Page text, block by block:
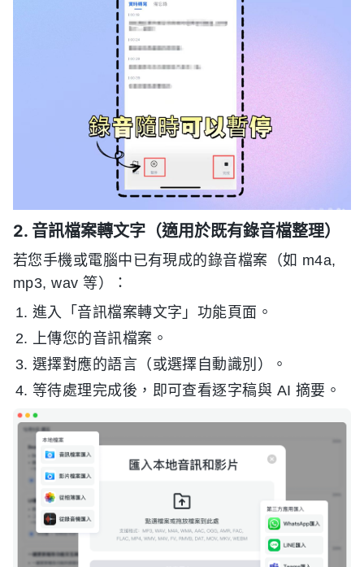
2. 音訊檔案轉文字（適用於既有錄音檔整理）
若您手機或電腦中已有現成的錄音檔案（如 m4a,
mp3, wav 等）：
進入「音訊檔案轉文字」功能頁面。
上傳您的音訊檔案。
選擇對應的語言（或選擇自動識別）。
等待處理完成後，即可查看逐字稿與 AI 摘要。